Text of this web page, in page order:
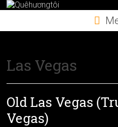
Skip
Las Vegas
Old Las Vegas
Vegas)